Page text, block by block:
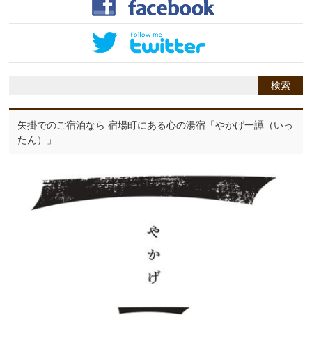
矢掛でのご宿泊なら 宿場町にある心の湯宿「やかげ一譚（いっ
たん）」